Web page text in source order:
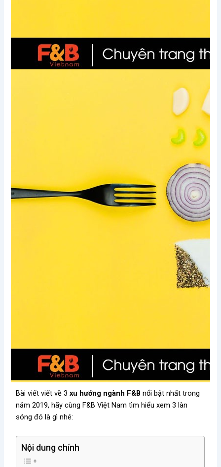
Bài viết viết về 3xu hướng ngành F&B nổi bật nhất trong
năm 2019, hãy cùng F&B Việt Nam tìm hiểu xem 3 làn
sóng đó là gì nhé:
Nội dung chính